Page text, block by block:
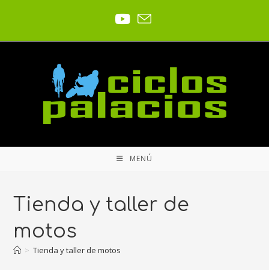
MENÚ
Tienda y taller de
motos
> Tienda y taller de motos